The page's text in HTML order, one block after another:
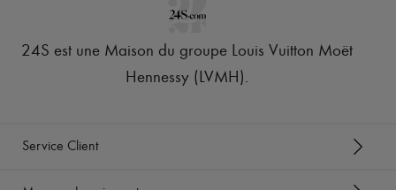
24S est une Maison du groupe Louis Vuitton Moët
Hennessy (LVMH).
Service Client